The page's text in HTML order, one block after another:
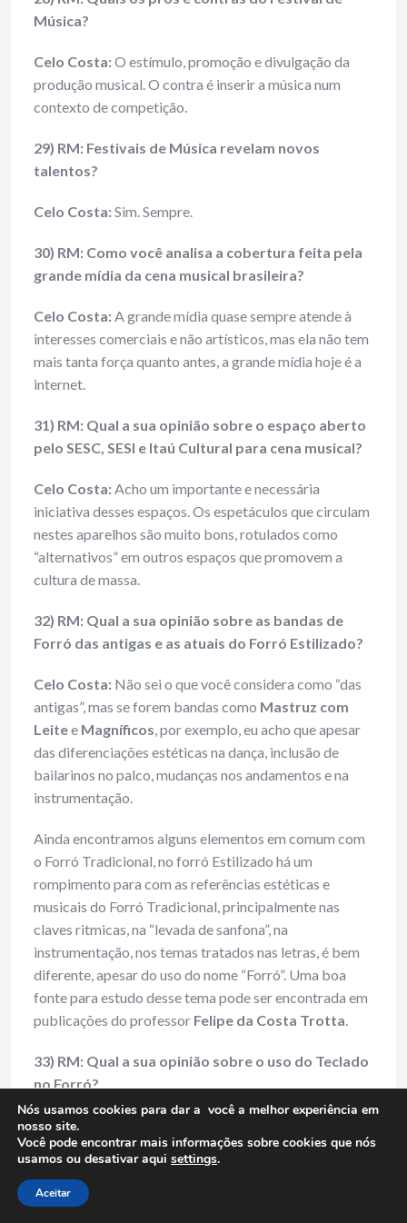
Música?
Celo Costa:O estímulo, promoção e divulgação da
produção musical. O contra é inserir a música num
contexto de competição.
29) RM: Festivais de Música revelam novos
talentos?
Celo Costa:Sim. Sempre.
30) RM: Como você analisa a cobertura feita pela
grande mídia da cena musical brasileira?
Celo Costa:A grande mídia quase sempre atende à
interesses comerciais e não artísticos, mas ela não tem
mais tanta força quanto antes, a grande mídia hoje é a
internet.
31) RM: Qual a sua opinião sobre o espaço aberto
pelo SESC, SESI e Itaú Cultural para cena musical?
Celo Costa:Acho um importante e necessária
iniciativa desses espaços. Os espetáculos que circulam
nestes aparelhos são muito bons, rotulados como
“alternativos” em outros espaços que promovem a
cultura de massa.
32) RM: Qual a sua opinião sobre as bandas de
Forró das antigas e as atuais do Forró Estilizado?
Celo Costa: Não sei o que você considera como “das
antigas”, mas se forem bandas como Mastruz com
Leitee Magníficos, por exemplo, eu acho que apesar
das diferenciações estéticas na dança, inclusão de
bailarinos no palco, mudanças nos andamentos e na
instrumentação.
Ainda encontramos alguns elementos em comum com
o Forró Tradicional, no forró Estilizado há um
rompimento para com as referências estéticas e
musicais do Forró Tradicional, principalmente nas
claves ritmicas, na “levada de sanfona”, na
instrumentação, nos temas tratados nas letras, é bem
diferente, apesar do uso do nome “Forró”. Uma boa
fonte para estudo desse tema pode ser encontrada em
publicações do professor Felipe da Costa Trotta.
33) RM: Qual a sua opinião sobre o uso do Teclado
no Forró?
Celo Costa:
geral, se tenho sanfona e guitarra na banda, já tenho
uma harmonia satisfatória, mas um bom tecladista
pode somar bastante, pois, é um instrumento com
Nós usamos cookies para dar a você a melhor experiência em
nosso site.
Você pode encontrar mais informações sobre cookies que nós
usamos ou desativar aqui settings.
Aceitar